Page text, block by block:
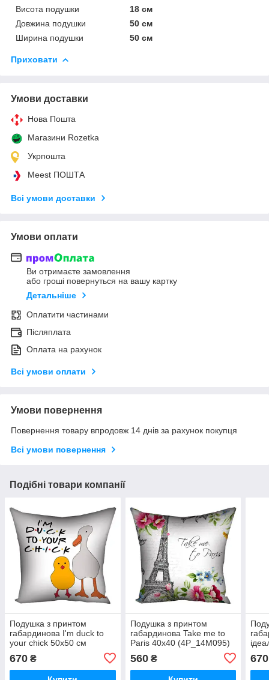
Висота подушки
18 см
Довжина подушки
50 см
Ширина подушки
50 см
Приховати
Умови доставки
Нова Пошта
Магазини Rozetka
Укрпошта
Meest ПОШТА
Всі умови доставки
Умови оплати
Ви отримаєте замовлення
або гроші повернуться на вашу картку
Детальніше
Оплатити частинами
Післяплата
Оплата на рахунок
Всі умови оплати
Умови повернення
Повернення товару впродовж 14 днів за рахунок покупця
Всі умови повернення
Подібні товари компанії
Подушка з принтом
габардинова I'm duck to
your chick 50x50 см
670 ₴
Подушка з принтом
габардинова Take me to
Paris 40x40 (4P_14M095)
560₴ 670